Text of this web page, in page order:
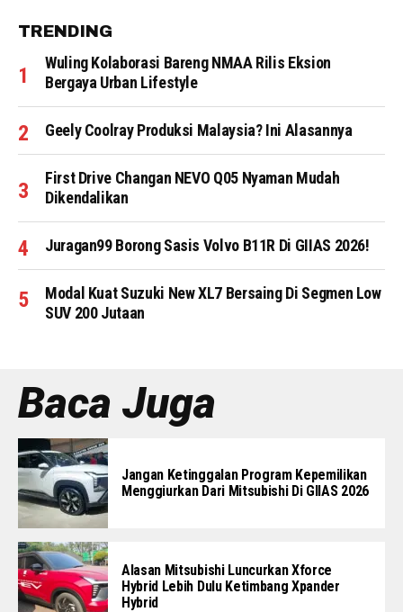
TRENDING
Wuling Kolaborasi Bareng NMAA Rilis Eksion
Bergaya Urban Lifestyle
Geely Coolray Produksi Malaysia? Ini Alasannya
First Drive Changan NEVO Q05 Nyaman Mudah
Dikendalikan
Juragan99 Borong Sasis Volvo B11R Di GIIAS 2026!
Modal Kuat Suzuki New XL7 Bersaing Di Segmen Low
SUV 200 Jutaan
Baca Juga
Jangan Ketinggalan Program Kepemilikan
Menggiurkan Dari Mitsubishi Di GIIAS 2026
Alasan Mitsubishi Luncurkan Xforce
Hybrid Lebih Dulu Ketimbang Xpander
Hybrid